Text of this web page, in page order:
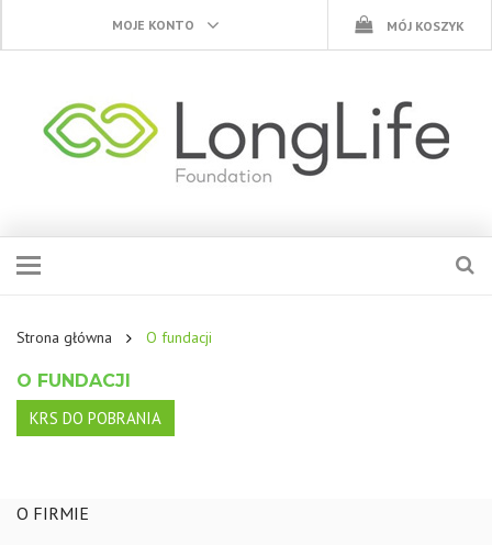
MOJE KONTO MÓJ KOSZYK
Strona główna O fundacji
O FUNDACJI
KRS DO POBRANIA
O FIRMIE